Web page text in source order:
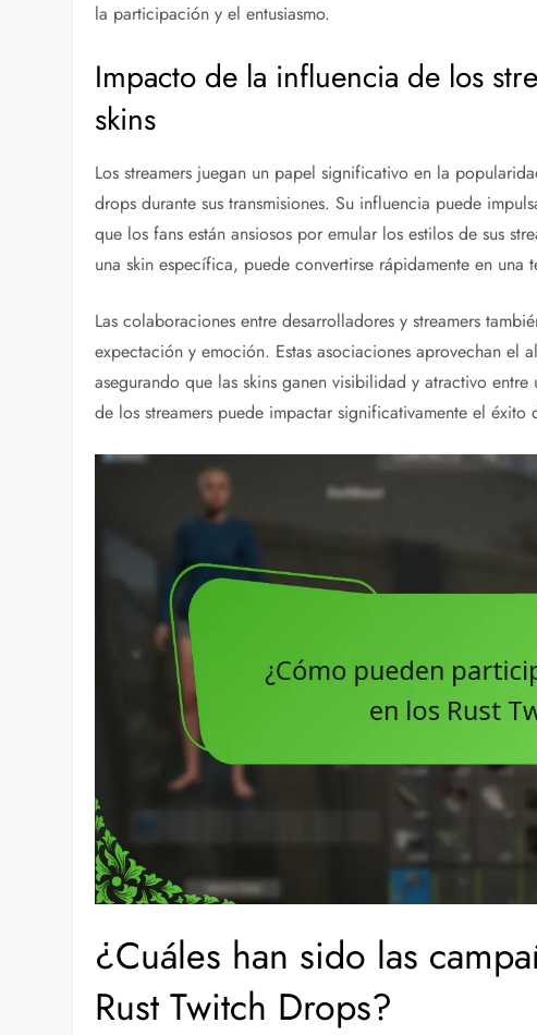
la participación y el entusiasmo.
Impacto de la influencia de los
skins
Los streamers juegan un papel significativo en la
drops durante sus transmisiones. Su influencia puede
que los fans están ansiosos por emular los estilos de sus
una skin específica, puede convertirse rápidamente en
Las colaboraciones entre desarrolladores y streamers
expectación y emoción. Estas asociaciones aprovechan el
asegurando que las skins ganen visibilidad y atractivo
de los streamers puede impactar significativamente el éxito
¿Cuáles han sido las
Rust Twitch Drops?